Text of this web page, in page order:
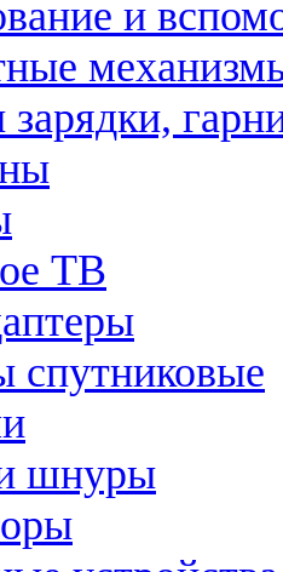
и
ТВ
спутниковые
шнуры